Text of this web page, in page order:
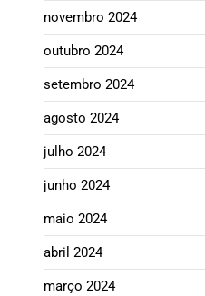
novembro 2024
outubro 2024
setembro 2024
agosto 2024
julho 2024
junho 2024
maio 2024
abril 2024
março 2024